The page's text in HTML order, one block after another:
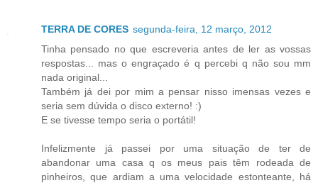
TERRA DE CORES segunda-feira, 12 março, 2012
Tinha pensado no que escreveria antes de ler as vossas
respostas... mas o engraçado é q percebi q não sou mm
nada original...
Também já dei por mim a pensar nisso imensas vezes e
seria sem dúvida o disco externo! :)
E se tivesse tempo seria o portátil!
Infelizmente já passei por uma situação de ter de
abandonar uma casa q os meus pais têm rodeada de
pinheiros, que ardiam a uma velocidade estonteante, há